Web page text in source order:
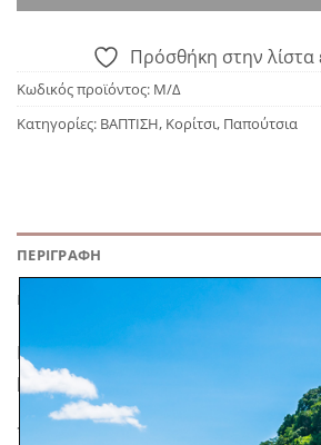
Πρόσθήκη στην λίστα
Κωδικός προϊόντος: Μ/Δ
Κατηγορίες: ΒΑΠΤΙΣΗ, Κορίτσι, Παπούτσια
ΠΕΡΙΓΡΑΦΉ
ΕΠΙΠΛΈΟΝ ΠΛΗΡΟΦΟΡΊΕΣ
Babywalker λευκό παπουτσάκι
με στρας. Size guide 2.
*Τα παπούτσια σε προσφορά